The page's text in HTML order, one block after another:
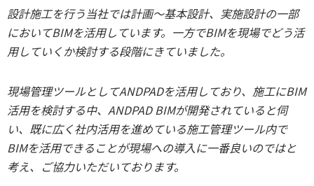
設計施工を行う当社では計画～基本設計、実施設計の一部
においてBIMを活用しています。一方でBIMを現場でどう活
用していくか検討する段階にきていました。
現場管理ツールとしてANDPADを活用しており、施工にBIM
活用を検討する中、ANDPAD BIMが開発されていると伺
い、既に広く社内活用を進めている施工管理ツール内で
BIMを活用できることが現場への導入に一番良いのではと
考え、ご協力いただいております。